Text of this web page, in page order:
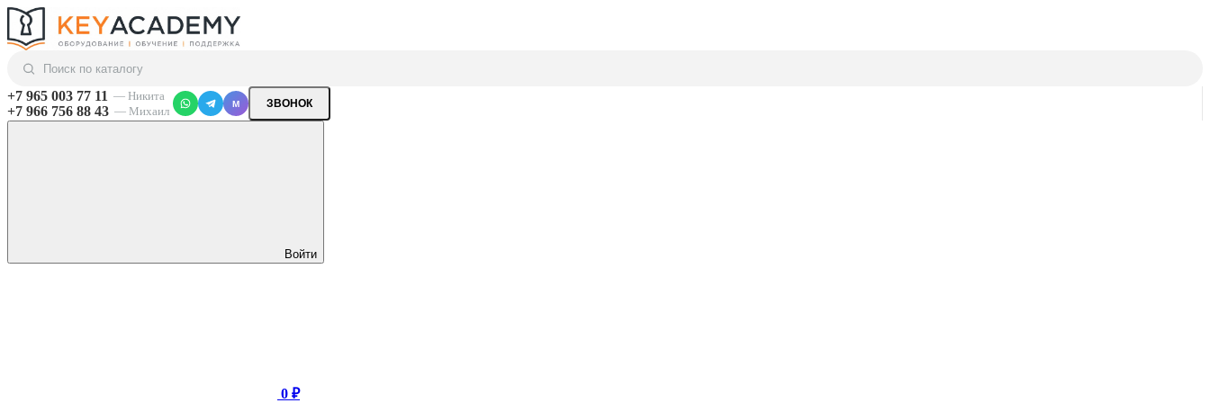
+7 965 003 77 11 — Никита
+7 966 756 88 43 — Михаил
M ЗВОНОК
Войти
0 ₽